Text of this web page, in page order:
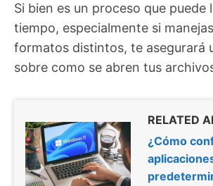
Si bien es un proceso que puede
tiempo, especialmente si
formatos distintos, te asegurará
sobre como se abren tus
RELATED
¿Cómo